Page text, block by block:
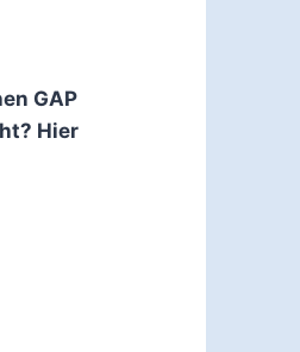
GAP
Hier